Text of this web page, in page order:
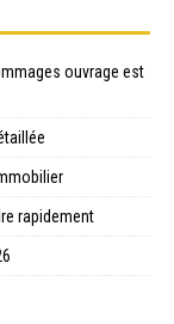
ouvrage est
rapidement